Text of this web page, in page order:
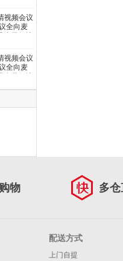
头YSX-
视频会议
全向麦
套装解决
YSX-
视频会议
全向麦
套装解决
物 多
配送方式
上门自提